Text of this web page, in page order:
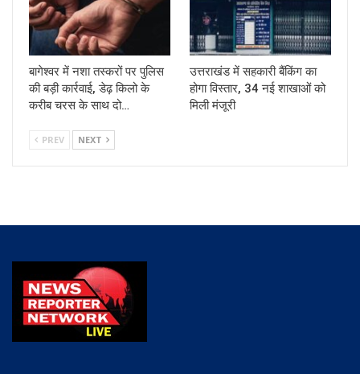
बागेश्वर में नशा तस्करों पर पुलिस
की बड़ी कार्रवाई, डेढ़ किलो के
करीब चरस के साथ दो…
उत्तराखंड में सहकारी बैंकिंग का
होगा विस्तार, 34 नई शाखाओं को
मिली मंजूरी
PREV NEXT